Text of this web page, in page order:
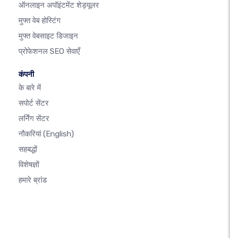
ऑनलाइन अपॉइंटमेंट शेड्यूलर
मुफ्त वेब होस्टिंग
मुफ्त वेबसाइट डिजाइन
प्रोफेशनल SEO सेवाएँ
कंपनी
के बारे में
सपोर्ट सेंटर
लर्निंग सेंटर
नौकरियां(English)
सहबद्धों
विशेषज्ञों
हमारे ब्रांड